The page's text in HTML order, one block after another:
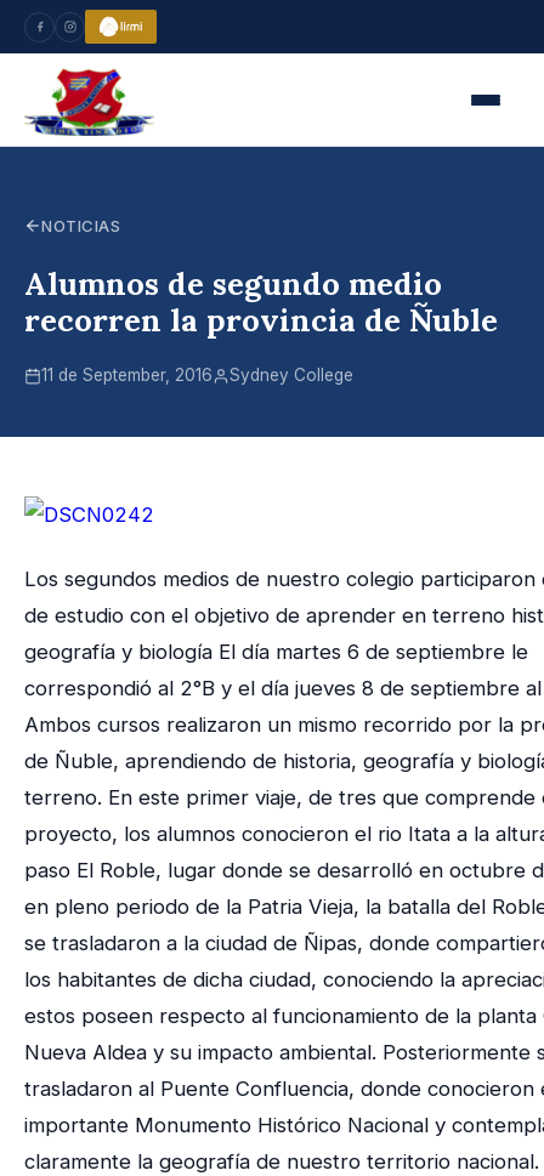
NOTICIAS
Alumnos de segundo medio
recorren la provincia de Ñuble
11 de September, 2016 Sydney College
Los segundos medios de nuestro colegio participaron
de estudio con el objetivo de aprender en terreno
geografía y biología El día martes 6 de septiembre le
correspondió al 2°B y el día jueves 8 de septiembre al
Ambos cursos realizaron un mismo recorrido por la
de Ñuble, aprendiendo de historia, geografía y
terreno. En este primer viaje, de tres que comprende
proyecto, los alumnos conocieron el rio Itata a la
paso El Roble, lugar donde se desarrolló en octubre
en pleno periodo de la Patria Vieja, la batalla del
se trasladaron a la ciudad de Ñipas, donde
los habitantes de dicha ciudad, conociendo la
estos poseen respecto al funcionamiento de la planta
Nueva Aldea y su impacto ambiental. Posteriormente
trasladaron al Puente Confluencia, donde conocieron
importante Monumento Histórico Nacional y
claramente la geografía de nuestro territorio nacional.